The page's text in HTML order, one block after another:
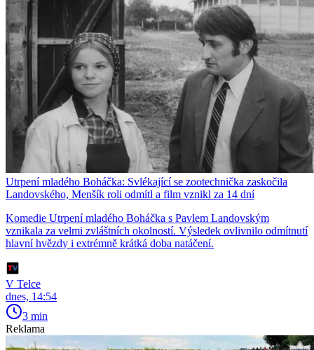
Utrpení mladého Boháčka: Svlékající se zootechnička zaskočila
Landovského, Menšík roli odmítl a film vznikl za 14 dní
Komedie Utrpení mladého Boháčka s Pavlem Landovským
vznikala za velmi zvláštních okolností. Výsledek ovlivnilo odmítnutí
hlavní hvězdy i extrémně krátká doba natáčení.
V Telce
dnes, 14:54
3 min
Reklama